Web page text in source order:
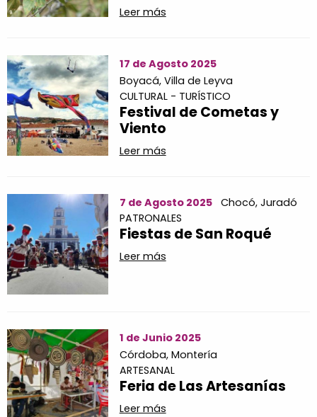
Leer más
17 de Agosto 2025
Boyacá, Villa de Leyva
CULTURAL - TURÍSTICO
Festival de Cometas y
Viento
Leer más
7 de Agosto 2025 Chocó, Juradó
PATRONALES
Fiestas de San Roqué
Leer más
1 de Junio 2025
Córdoba, Montería
ARTESANAL
Feria de Las Artesanías
Leer más